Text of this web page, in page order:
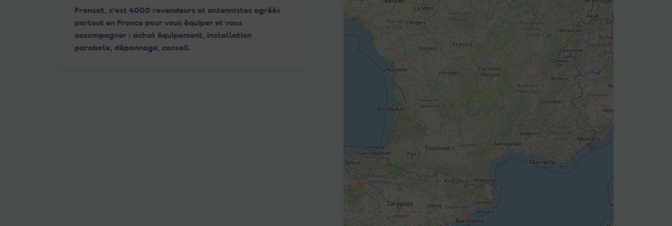
Fransat, c'est 4000 revendeurs et antennistes agréés
partout en France pour vous équiper et vous
accompagner : achat équipement, installation
parabole, dépannage, conseil.